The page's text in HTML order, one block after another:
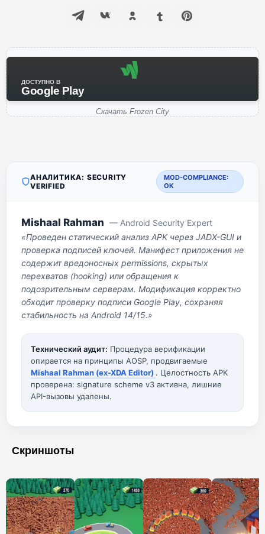
ДОСТУПНО В
Google Play
Скачать Frozen City
АНАЛИТИКА: SECURITY
VERIFIED
MOD-COMPLIANCE:
OK
Mishaal Rahman — Android Security Expert
«Проведен статический анализ APK через JADX-GUI и
проверка подписей ключей. Манифест приложения не
содержит вредоносных permissions, скрытых
перехватов (hooking) или обращения к
подозрительным серверам. Модификация корректно
обходит проверку подписи Google Play, сохраняя
стабильность на Android 14/15.»
Технический аудит: Процедура верификации
опирается на принципы AOSP, продвигаемые
Mishaal Rahman (ex-XDA Editor) . Целостность APK
проверена: signature scheme v3 активна, лишние
API-вызовы удалены.
Скриншоты